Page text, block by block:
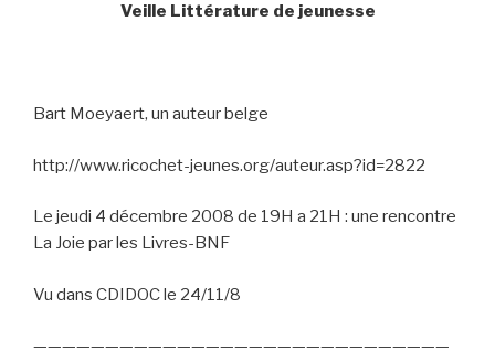
Veille Littérature de jeunesse
Bart Moeyaert, un auteur belge
http://www.ricochet-jeunes.org/auteur.asp?id=2822
Le jeudi 4 décembre 2008 de 19H a 21H : une rencontre
La Joie par les Livres-BNF
Vu dans CDIDOC le 24/11/8
—————————————————————————————